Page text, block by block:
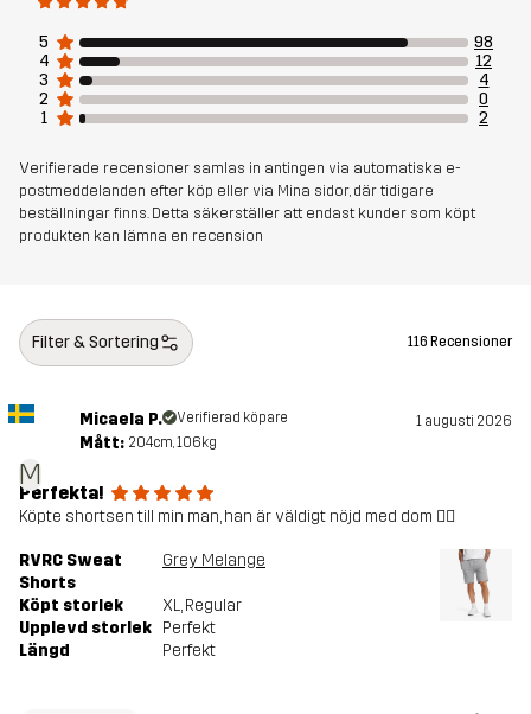
Skapad för
Artikelnummer 11202_2001
5
98
4
12
3
4
2
0
1
2
Verifierade recensioner samlas in antingen via automatiska e-
postmeddelanden efter köp eller via Mina sidor, där tidigare
beställningar finns. Detta säkerställer att endast kunder som köpt
produkten kan lämna en recension
Filter & Sortering 116 Recensioner
M
Micaela P. Verifierad köpare 1 augusti 2026
Mått: 204cm, 106kg
Perfekta!
Köpte shortsen till min man, han är väldigt nöjd med dom 👍🏼
RVRC Sweat
Shorts
Grey Melange
Köpt storlek XL, Regular
Upplevd storlek Perfekt
Längd
Perfekt